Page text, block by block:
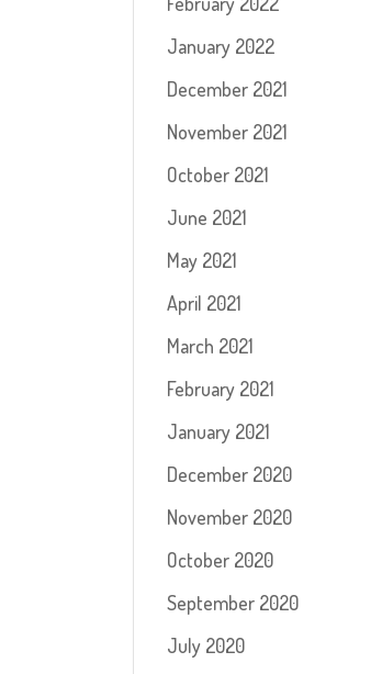
January 2022
December 2021
November 2021
October 2021
June 2021
May 2021
April 2021
March 2021
February 2021
January 2021
December 2020
November 2020
October 2020
September 2020
July 2020